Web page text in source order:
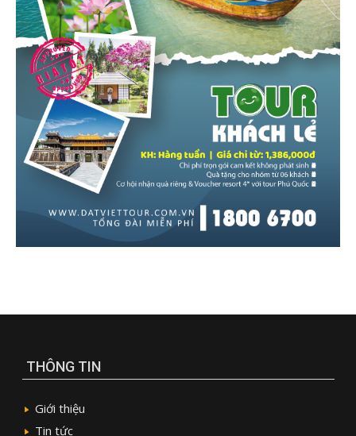
THÔNG TIN
Giới thiệu
Tin tức